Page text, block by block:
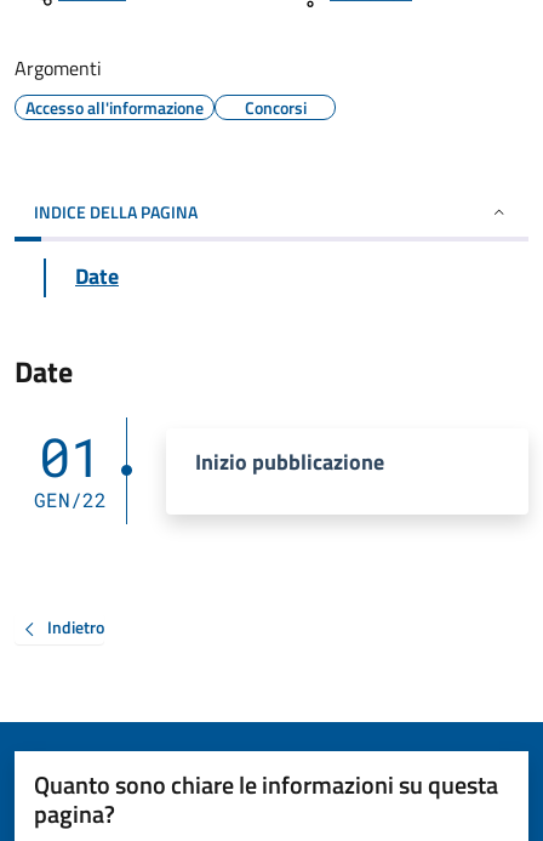
Argomenti
Accesso all'informazione Concorsi
INDICE DELLA PAGINA
Date
Date
01
GEN/22
Inizio pubblicazione
Indietro
Quanto sono chiare le informazioni su questa
pagina?